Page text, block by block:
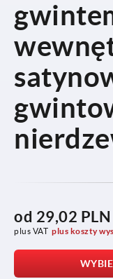
od 29,02 PLN
plus VAT plus koszty